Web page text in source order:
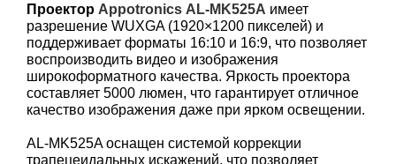
Проектор Appotronics AL-MK525A имеет
разрешение WUXGA (1920×1200 пикселей) и
поддерживает форматы 16:10 и 16:9, что позволяет
воспроизводить видео и изображения
широкоформатного качества. Яркость проектора
составляет 5000 люмен, что гарантирует отличное
качество изображения даже при ярком освещении.
AL-MK525A оснащен системой коррекции
трапецеидальных искажений, что позволяет